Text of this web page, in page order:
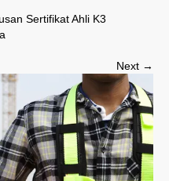
Sertifikat Ahli K3
Next →